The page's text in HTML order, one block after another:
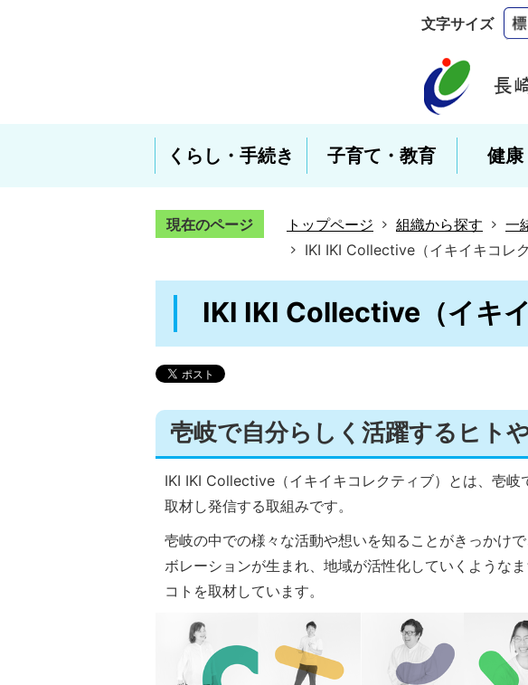
文字サイズ
くらし・手続き 子育て・教育 健康
現在のページ トップページ 組織から探す 一
IKI IKI Collective（イキイキコレク
IKI IKI Collective（イキ
壱岐で自分らしく活躍するヒト
IKI IKI Collective（イキイキコレクティブ）とは、壱岐
取材し発信する取組みです。
壱岐の中での様々な活動や想いを知ることがきっかけ
ボレーションが生まれ、地域が活性化していくような
コトを取材しています。